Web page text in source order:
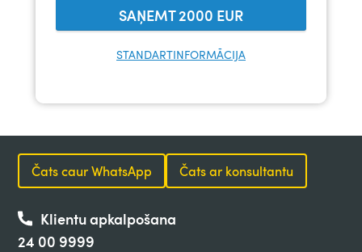
SAŅEMT2000 EUR
STANDARTINFORMĀCIJA
Čats caur WhatsApp Čats ar konsultantu
Klientu apkalpošana
24 00 9999